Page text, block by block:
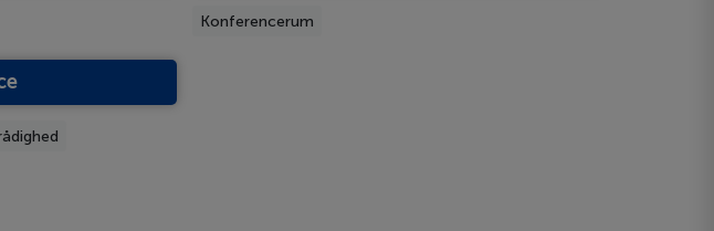
Konferencerum